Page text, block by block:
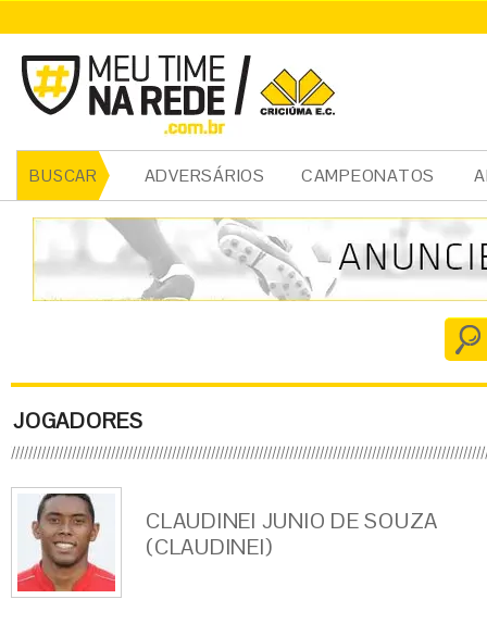
BUSCAR ADVERSÁRIOS CAMPEONATOS
JOGADORES
CLAUDINEI JUNIO DE SOUZA
(CLAUDINEI)